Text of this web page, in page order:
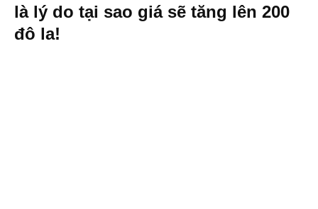
là lý do tại sao giá sẽ tăng lên 200
đô la!